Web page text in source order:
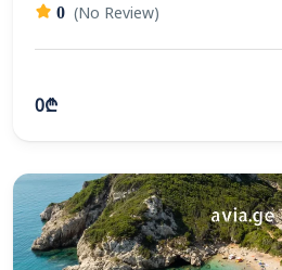
0 (No Review)
0₾